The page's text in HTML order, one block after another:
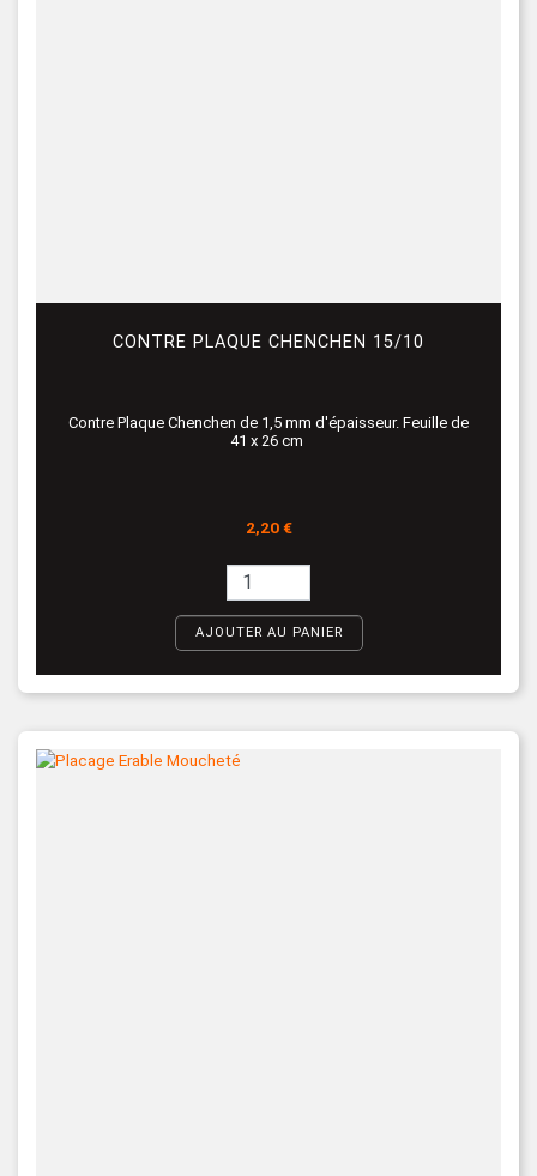
CONTRE PLAQUE CHENCHEN 15/10
Contre Plaque Chenchen de 1,5 mm d'épaisseur. Feuille de
41 x 26 cm
Prix
2,20 €
AJOUTER AU PANIER